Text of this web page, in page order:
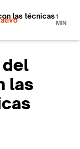
las técnicas1
MIN
del
las